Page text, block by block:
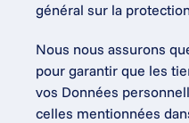
général sur la
Nous nous assurons
pour garantir que les
vos Données
celles mentionnées